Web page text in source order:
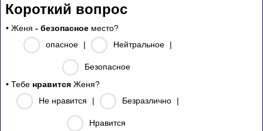
Короткий вопрос
• Женя - безопасное место?
опасное
| Нейтральное |
Безопасное
• Тебе нравится Женя?
Не нравится
| Безразлично |
Нравится